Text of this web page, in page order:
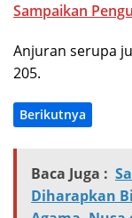
Sampaikan
Anjuran serupa
205.
Berikutnya
Baca Juga :
Diharapkan